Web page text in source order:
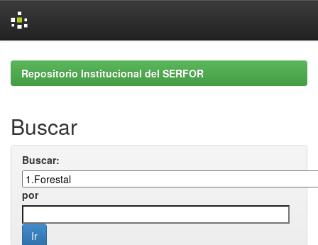
navigationRepositorio Institucional del SERFOR
Buscar
Buscar:
por